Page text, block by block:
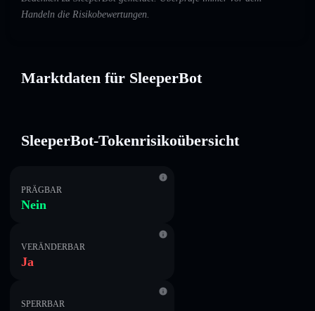
Handeln die Risikobewertungen.
Marktdaten für SleeperBot
SleeperBot-Tokenrisikoübersicht
PRÄGBAR
Nein
VERÄNDERBAR
Ja
SPERRBAR